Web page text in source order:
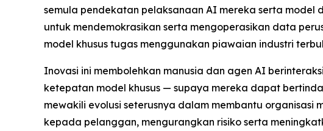
semula pendekatan pelaksanaan AI mereka serta
untuk mendemokrasikan serta mengoperasikan data
model khusus tugas menggunakan piawaian industri
Inovasi ini membolehkan manusia dan agen AI
ketepatan model khusus — supaya mereka dapat
mewakili evolusi seterusnya dalam membantu
kepada pelanggan, mengurangkan risiko serta